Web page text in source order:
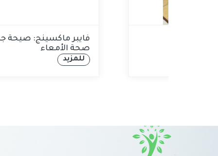
5 أفكار لفطور عالي بالبروتين